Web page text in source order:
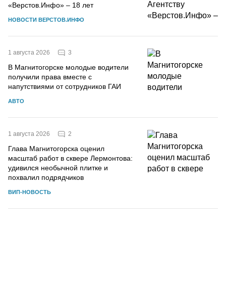
«Верстов.Инфо» – 18 лет
НОВОСТИ ВЕРСТОВ.ИНФО
1 августа 2026 3
В Магнитогорске молодые водители
получили права вместе с
напутствиями от сотрудников ГАИ
АВТО
1 августа 2026 2
Глава Магнитогорска оценил
масштаб работ в сквере Лермонтова:
удивился необычной плитке и
похвалил подрядчиков
ВИП-НОВОСТЬ